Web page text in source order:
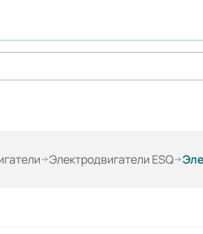
Электродвигатели ESQ